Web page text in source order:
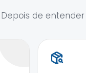
Depois de